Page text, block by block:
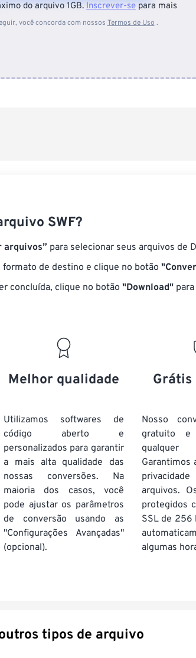
Do dispositivo
do arquivo 1GB. Inscrever-se para mais
você concorda com nossos Termos de Uso .
SWF?
arquivos” para selecionar seus arquivos de
de destino e clique no botão
concluída, clique no botão "Download"
Melhor qualidade
Utilizamos softwares de
código aberto e
personalizados para garantir
a mais alta qualidade das
nossas conversões. Na
maioria dos casos, você
pode ajustar os parâmetros
de conversão usando as
"Configurações Avançadas"
(opcional).
Grátis
Nosso
gratuito e
qualquer
Garantimos
arquivos.
protegidos
SSL de 256
algumas
para outros tipos de arquivo